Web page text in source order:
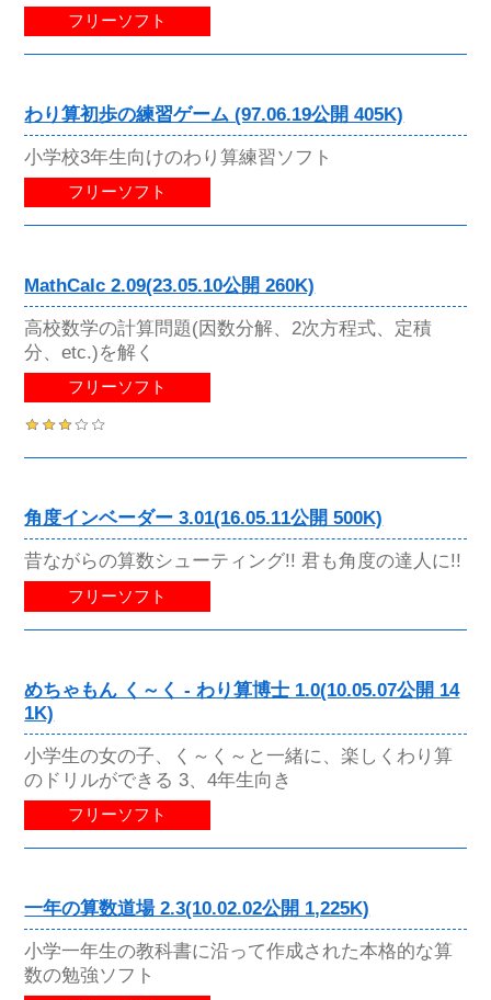
フリーソフト
わり算初歩の練習ゲーム (97.06.19公開 405K)
小学校3年生向けのわり算練習ソフト
フリーソフト
MathCalc 2.09(23.05.10公開 260K)
高校数学の計算問題(因数分解、2次方程式、定積
分、etc.)を解く
フリーソフト
角度インベーダー 3.01(16.05.11公開 500K)
昔ながらの算数シューティング!! 君も角度の達人に!!
フリーソフト
めちゃもん く～く - わり算博士 1.0(10.05.07公開 14
1K)
小学生の女の子、く～く～と一緒に、楽しくわり算
のドリルができる 3、4年生向き
フリーソフト
一年の算数道場 2.3(10.02.02公開 1,225K)
小学一年生の教科書に沿って作成された本格的な算
数の勉強ソフト